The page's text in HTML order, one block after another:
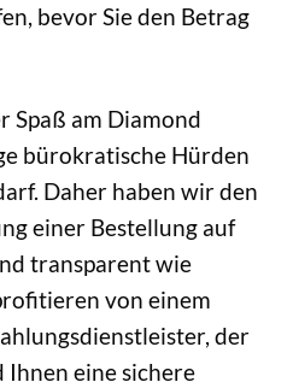
bevor Sie den Betrag
Spaß am Diamond
bürokratische Hürden
Daher haben wir den
einer Bestellung auf
transparent wie
von einem
der
Ihnen eine sichere